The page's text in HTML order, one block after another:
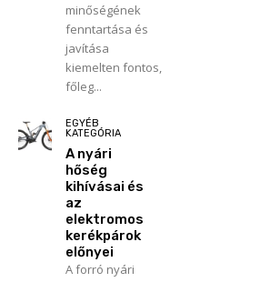
minőségének
fenntartása és
javítása
kiemelten fontos,
főleg...
EGYÉB
KATEGÓRIA
A nyári
hőség
kihívásai és
az
elektromos
kerékpárok
előnyei
A forró nyári